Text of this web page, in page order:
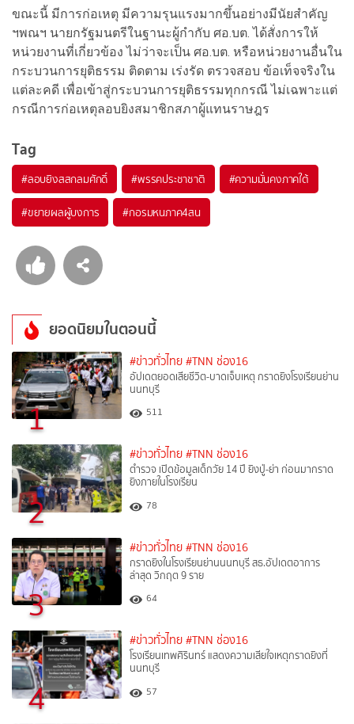
ขณะนี้ มีการก่อเหตุ มีความรุนแรงมากขึ้นอย่างมีนัยสำคัญ
ฯพณฯ นายกรัฐมนตรีในฐานะผู้กำกับ ศอ.บต. ได้สั่งการให้
หน่วยงานที่เกี่ยวข้อง ไม่ว่าจะเป็น ศอ.บต. หรือหน่วยงานอื่นใน
กระบวนการยุติธรรม ติดตาม เร่งรัด ตรวจสอบ ข้อเท็จจริงใน
แต่ละคดี เพื่อเข้าสู่กระบวนการยุติธรรมทุกกรณี ไม่เฉพาะแต่
กรณีการก่อเหตุลอบยิงสมาชิกสภาผู้แทนราษฎร
Tag
#ลอบยิงสสกลมศักดิ์ #พรรคประชาชาติ #ความมั่นคงภาคใต้
#ขยายผลผู้บงการ #กอรมหนภาค4สน
ยอดนิยมในตอนนี้
1
#ข่าวทั่วไทย #TNN ช่อง16
อัปเดตยอดเสียชีวิต-บาดเจ็บเหตุ กราดยิงโรงเรียนย่าน
นนทบุรี
511
2
#ข่าวทั่วไทย #TNN ช่อง16
ตำรวจ เปิดข้อมูลเด็กวัย 14 ปี ยิงปู่-ย่า ก่อนมากราด
ยิงภายในโรงเรียน
78
3
#ข่าวทั่วไทย #TNN ช่อง16
กราดยิงในโรงเรียนย่านนนทบุรี สธ.อัปเดตอาการ
ล่าสุด วิกฤต 9 ราย
64
4
#ข่าวทั่วไทย #TNN ช่อง16
โรงเรียนเทพศิรินทร์ แสดงความเสียใจเหตุกราดยิงที่
นนทบุรี
57